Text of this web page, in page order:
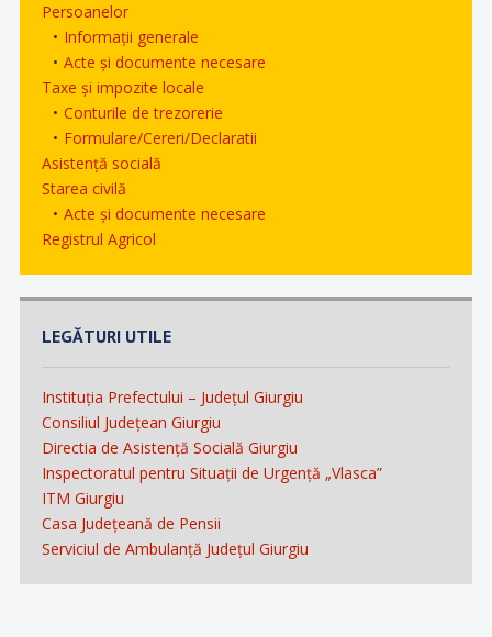
Persoanelor
Informații generale
Acte și documente necesare
Taxe și impozite locale
Conturile de trezorerie
Formulare/Cereri/Declaratii
Asistență socială
Starea civilă
Acte și documente necesare
Registrul Agricol
LEGĂTURI UTILE
Instituția Prefectului – Județul Giurgiu
Consiliul Județean Giurgiu
Directia de Asistență Socială Giurgiu
Inspectoratul pentru Situații de Urgență „Vlasca”
ITM Giurgiu
Casa Județeană de Pensii
Serviciul de Ambulanță Județul Giurgiu